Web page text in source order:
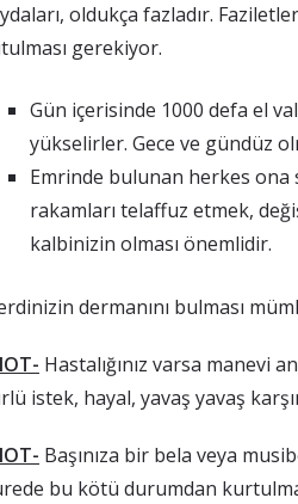
oldukça fazladır.
gerekiyor.
Gün içerisinde 1000 defa el
yükselirler. Gece ve gündüz
Emrinde bulunan herkes
rakamları telaffuz etmek,
kalbinizin olması önemlidir.
dermanını bulması
Hastalığınız varsa manevi
istek, hayal, yavaş yavaş
Başınıza bir bela veya
bu kötü durumdan